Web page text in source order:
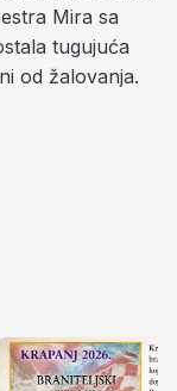
Mira sa
tugujuća
od žalovanja.